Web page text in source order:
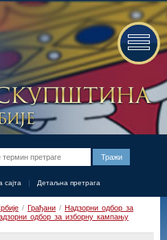
сајта Детаљна претрага
/ Грађани / Надзорни одбор за
одбор за изборну кампању